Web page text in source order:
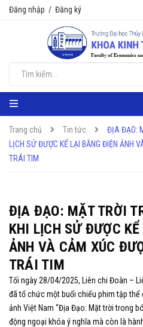
Đăng nhập / Đăng ký
Trang chủ Tin tức
ĐỊA ĐẠO:
LỊCH SỬ ĐƯỢC KỂ LẠI BẰNG ĐIỆN ẢNH
TRÁI TIM
ĐỊA ĐẠO: MẶT TRỜI
KHI LỊCH SỬ ĐƯỢC
ẢNH VÀ CẢM XÚC
TRÁI TIM
Tối ngày 28/04/2025, Liên chi Đoàn –
đã tổ chức một buổi chiếu phim tập thể
ảnh Việt Nam “Địa Đạo: Mặt trời trong
động ngoại khóa ý nghĩa mà còn là